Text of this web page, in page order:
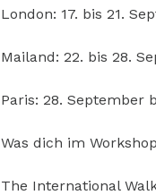
London: 17. bis 21.
Mailand: 22. bis 28.
Paris: 28. September
Was dich im
The International